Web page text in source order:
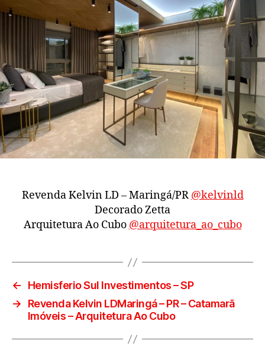
Revenda Kelvin LD – Maringá/PR @kelvinld
Decorado Zetta
Arquitetura Ao Cubo @arquitetura_ao_cubo
←
Hemisferio Sul Investimentos – SP
→
Revenda Kelvin LDMaringá – PR – Catamarã
Imóveis – Arquitetura Ao Cubo